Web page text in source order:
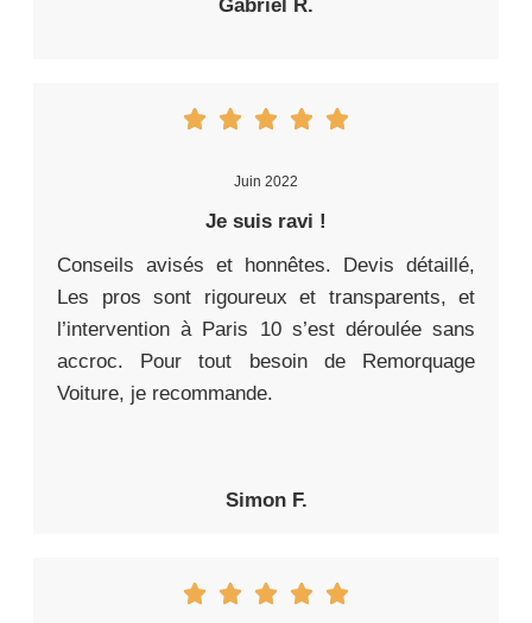
Gabriel R.
Juin 2022
Je suis ravi !
Conseils avisés et honnêtes. Devis détaillé,
Les pros sont rigoureux et transparents, et
l’intervention à Paris 10 s’est déroulée sans
accroc. Pour tout besoin de Remorquage
Voiture, je recommande.
Simon F.